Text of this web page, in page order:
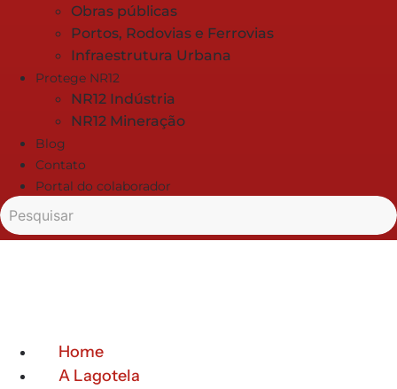
Obras públicas
Portos, Rodovias e Ferrovias
Infraestrutura Urbana
Protege NR12
NR12 Indústria
NR12 Mineração
Blog
Contato
Portal do colaborador
Home
A Lagotela